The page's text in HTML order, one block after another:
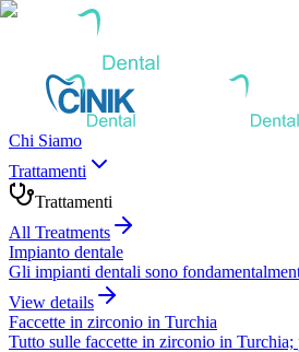
Chi Siamo
Trattamenti
Trattamenti
All Treatments
Impianto dentale
Gli impianti dentali sono
View details
Faccette in zirconio in Turchia
Tutto sulle faccette in zirconio in